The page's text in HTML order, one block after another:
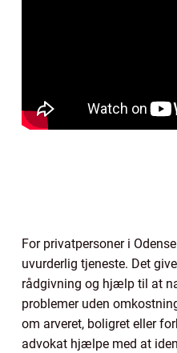
For privatpersoner i
uvurderlig tjeneste. Det
rådgivning og hjælp til at
problemer uden
om arveret, boligret eller
advokat hjælpe med at